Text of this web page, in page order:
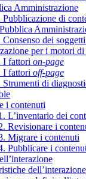
Amministrazione
Pubblicazione di
Consenso dei
per i motori
I fattori on-page
I fattori off-page
Strumenti di
i contenuti
L’inventario dei
Revisionare i
Migrare i contenuti
Pubblicare i
dell’interazione